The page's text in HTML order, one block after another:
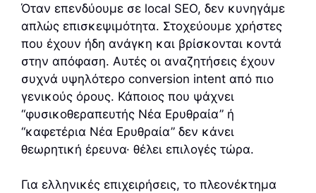
Όταν επενδύουμε σε local SEO, δεν κυνηγάμε
απλώς επισκεψιμότητα. Στοχεύουμε χρήστες
που έχουν ήδη ανάγκη και βρίσκονται κοντά
στην απόφαση. Αυτές οι αναζητήσεις έχουν
συχνά υψηλότερο conversion intent από πιο
γενικούς όρους. Κάποιος που ψάχνει
“φυσικοθεραπευτής Νέα Ερυθραία” ή
“καφετέρια Νέα Ερυθραία” δεν κάνει
θεωρητική έρευνα· θέλει επιλογές τώρα.
Για ελληνικές επιχειρήσεις, το πλεονέκτημα